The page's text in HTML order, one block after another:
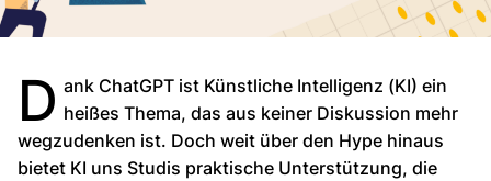
D ank ChatGPT ist Künstliche Intelligenz (KI) ein
heißes Thema, das aus keiner Diskussion mehr
wegzudenken ist. Doch weit über den Hype hinaus
bietet KI uns Studis praktische Unterstützung, die